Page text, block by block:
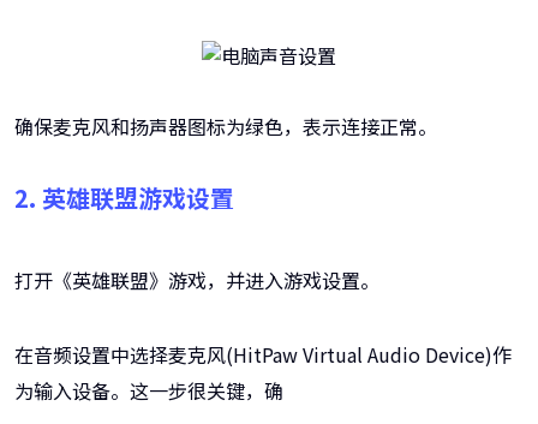
确保麦克风和扬声器图标为绿色，表示连接正常。
2. 英雄联盟游戏设置
打开《英雄联盟》游戏，并进入游戏设置。
在音频设置中选择麦克风(HitPaw Virtual Audio Device)作
为输入设备。这一步很关键，确